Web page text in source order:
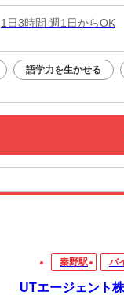
1日3時間 週1日からOK
語学力を生かせる
秦野駅 バ
UTエージェント